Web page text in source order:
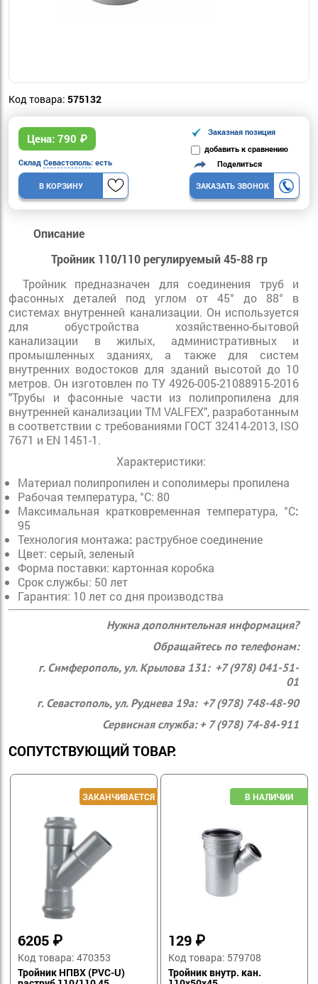
Код товара: 575132
Цена: 790 ₽
Заказная позиция
добавить к сравнению
Склад Севастополь: есть
В КОРЗИНУ
Поделиться
ЗАКАЗАТЬ ЗВОНОК
Описание
Тройник 110/110 регулируемый 45-88 гр
Тройник предназначен для соединения труб и
фасонных деталей под углом от 45° до 88° в
системах внутренней канализации. Он используется
для обустройства хозяйственно-бытовой
канализации в жилых, административных и
промышленных зданиях, а также для систем
внутренних водостоков для зданий высотой до 10
метров. Он изготовлен по ТУ 4926-005-21088915-2016
"Трубы и фасонные части из полипропилена для
внутренней канализации ТМ VALFEX", разработанным
в соответствии с требованиями ГОСТ 32414-2013, ISO
7671 и EN 1451-1.
Характеристики:
Материал полипропилен и сополимеры пропилена
Рабочая температура, °С: 80
Максимальная кратковременная температура, °С:
95
Технология монтажа: раструбное соединение
Цвет: серый, зеленый
Форма поставки: картонная коробка
Срок службы: 50 лет
Гарантия: 10 лет со дня производства
Нужна дополнительная информация?
Обращайтесь по телефонам:
г. Симферополь, ул. Крылова 131: +7 (978) 041-51-
01
г. Севастополь, ул. Руднева 19а: +7 (978) 748-48-90
Сервисная служба: + 7 (978) 74-84-911
СОПУТСТВУЮЩИЙ ТОВАР:
6205 ₽
Код товара: 470353
Тройник НПВХ (PVC-U)
129 ₽
Код товара: 579708
Тройник внутр. кан.